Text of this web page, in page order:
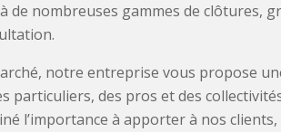
de nombreuses gammes de clôtures,
notre entreprise vous propose
particuliers, des pros et des
l’importance à apporter à nos